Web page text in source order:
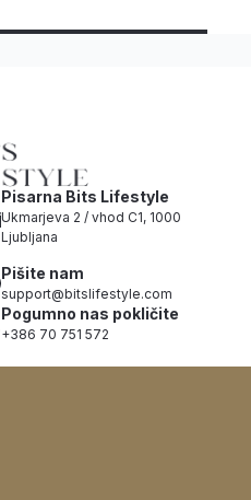
Pisarna Bits Lifestyle
Ukmarjeva 2 / vhod C1, 1000
Ljubljana
Pišite nam
support@bitslifestyle.com
Pogumno nas pokličite
+386 70 751 572